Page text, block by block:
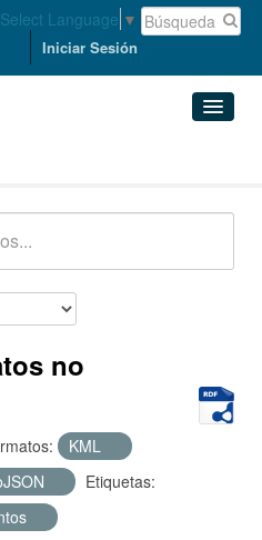
Select Language ▼
Iniciar Sesión
no
KML
Etiquetas: